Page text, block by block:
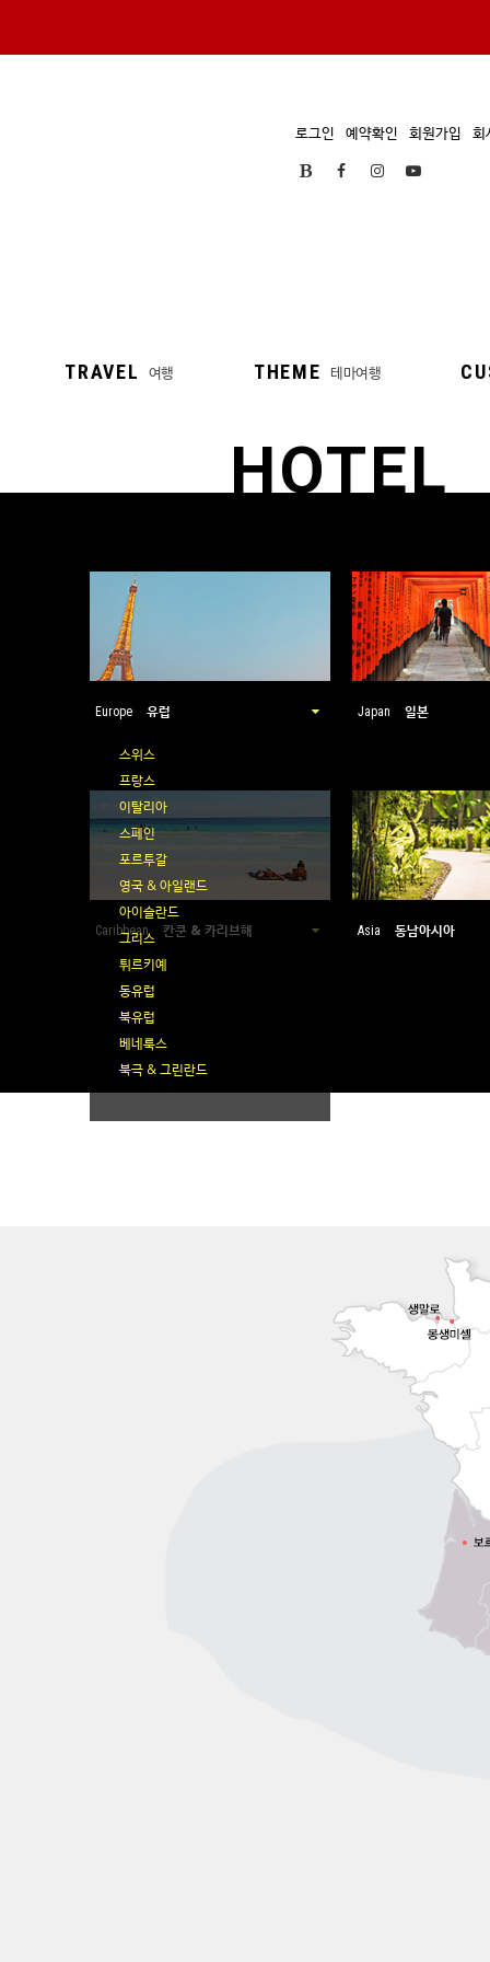
로그인 예약확인 회원가입 회
TRAVEL 여행 THEME 테마여행
HOTEL
Europe 유럽
스위스
프랑스
이탈리아
스페인
포르투갈
영국 & 아일랜드
아이슬란드
그리스
튀르키예
동유럽
북유럽
베네룩스
북극 & 그린란드
Japan 일본
Caribbean 칸쿤 & 카리브해 Asia 동남아시아